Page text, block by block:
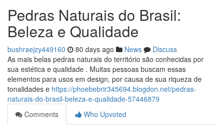
Pedras Naturais do Brasil:
Beleza e Qualidade
bushraejzy449160 80 days ago News
Discuss
As mais belas pedras naturais do território são conhecidas por
sua estética e qualidade . Muitas pessoas buscam essas
elementos para usos em design, por causa de sua riqueza de
tonalidades e https://phoebebrir345694.blogdon.net/pedras-
naturais-do-brasil-beleza-e-qualidade-57446879
Comments
Who Upvoted